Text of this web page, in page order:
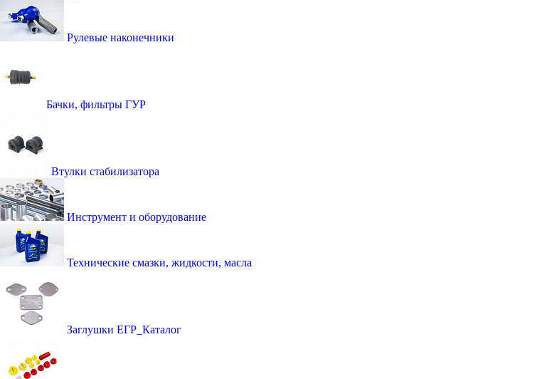
Рулевые наконечники
Бачки, фильтры ГУР
Втулки стабилизатора
Инструмент и оборудование
Технические смазки, жидкости, масла
Заглушки ЕГР_Каталог